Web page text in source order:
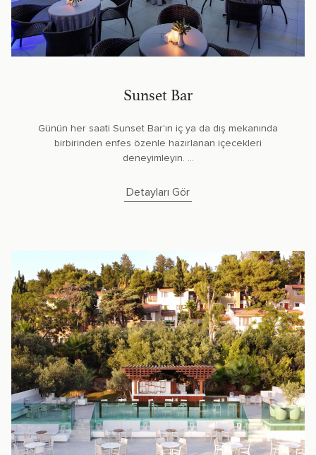
Sunset Bar
Günün her saati Sunset Bar'ın iç ya da dış mekanında
birbirinden enfes özenle hazırlanan içecekleri
deneyimleyin. ...
Detayları Gör